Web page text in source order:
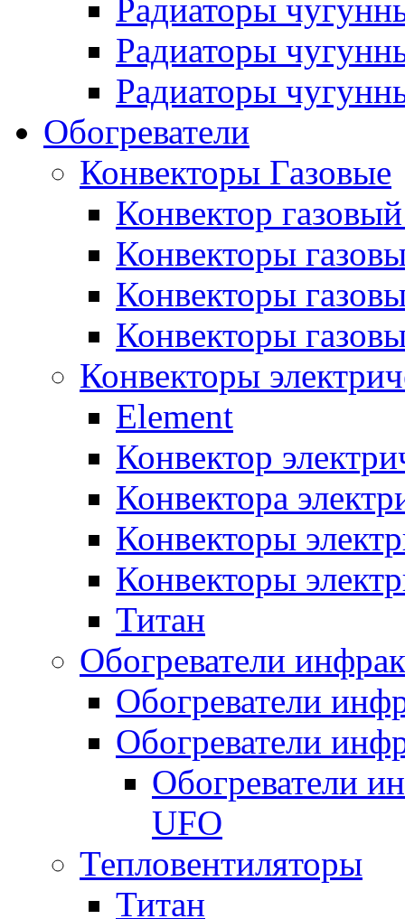
Радиаторы
Радиаторы
Радиаторы
Обогреватели
Конвекторы Газовые
Конвектор
Конвекторы
Конвекторы
Конвекторы
Конвекторы
Element
Конвектор
Конвектора
Конвекторы
Конвекторы
Титан
Обогреватели
Обогреватели
Обогреватели
Обогреватели
UFO
Тепловентиляторы
Титан